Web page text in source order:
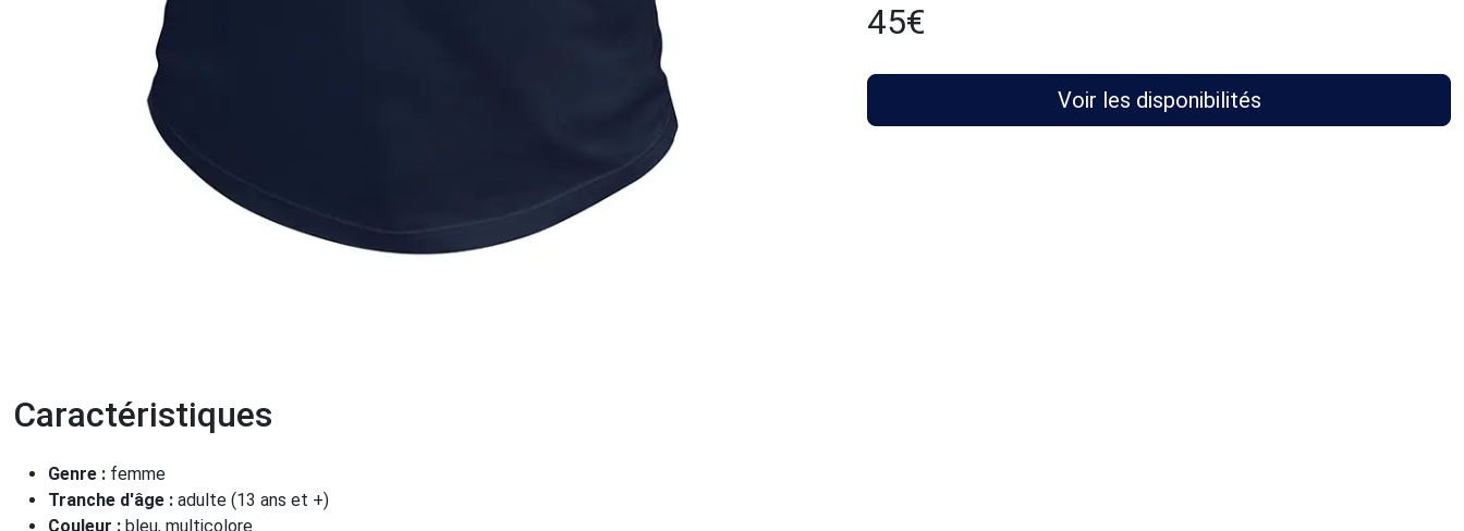
45€
Voir les disponibilités
Caractéristiques
Genre : femme
Tranche d'âge : adulte (13 ans et +)
Couleur : bleu, multicolore